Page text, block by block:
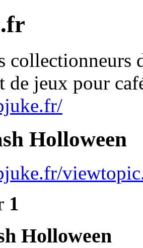
collectionneurs
de jeux pour
Holloween
1
Holloween